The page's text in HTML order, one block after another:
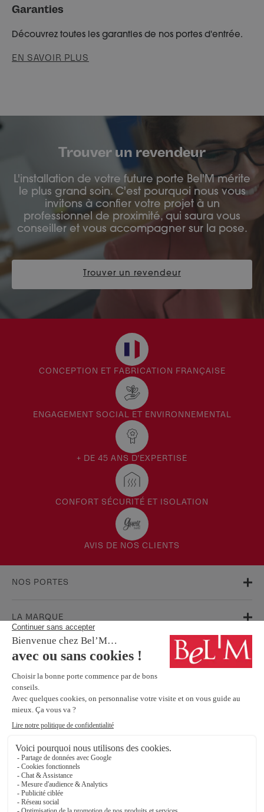
Garanties
Découvrez toutes les garanties de nos portes d'entrée.
EN SAVOIR PLUS
Trouver un revendeur
L'installation de votre future porte Bel'M mérite
le plus grand soin. C'est pourquoi nous vous
invitons à confier votre projet à un
professionnel de proximité, qui saura vous
conseiller et vous accompagner sur la pose.
Trouver un revendeur
CONCEPTION ET FABRICATION FRANÇAISE
ENGAGEMENT SOCIAL ET ENVIRONNEMENTAL
+ DE 45 ANS D'EXPERTISE
CONFORT SÉCURITÉ ET ISOLATION
AVIS DE NOS CLIENTS
NOS PORTES
LA MARQUE
AIDE & SUPPORT
FAQ
Garanties
Service Après-Vente
BESOIN D'INFORMATIONS ? NOS CONSEILLERS SONT À VOTRE
SUIVEZ-NOUS SUR LES RÉSEAUX SOCIAUX !